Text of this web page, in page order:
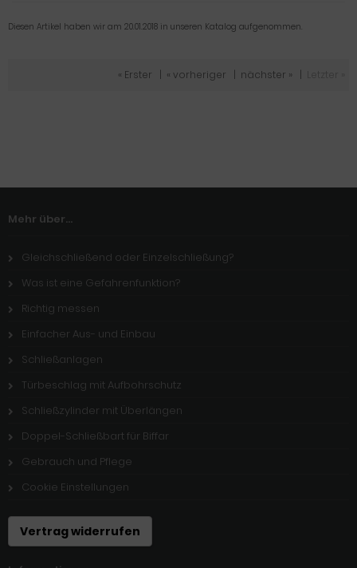
Diesen Artikel haben wir am 20.01.2018 in unseren Katalog aufgenommen.
« Erster « vorheriger nächster »
Mehr über...
Gleichschließend oder Einzelschließung?
Was ist eine Gefahrenfunktion?
Richtig messen
Einfacher Aus- und Einbau
Schließanlagen
Türbeschlag mit Aufbohrschutz
Schließzylinder mit Überlängen
Doppel-Schließbart für Biffar
Gebrauch und Pflege
Cookie Einstellungen
Vertrag widerrufen